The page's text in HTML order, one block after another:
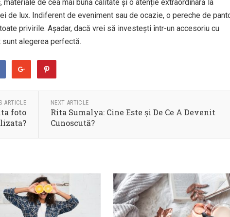
de cea mai bună calitate și o atenție extraordinară la
de lux. Indiferent de eveniment sau de ocazie, o pereche de
privirile. Așadar, dacă vrei să investești într-un accesoriu cu
alegerea perfectă.
ARTICLE
foto
NEXT ARTICLE
Rita Sumalya: Cine Este și De Ce A Devenit
Cunoscută?